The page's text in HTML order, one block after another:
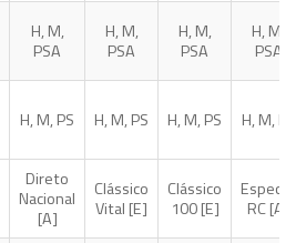
H, M,
PSA
H, M,
PSA
H, M,
PSA
H, M,
PSA
H, M, PS H, M, PS H, M, PS H, M, PS
Direto
Nacional
[A]
Clássico
Vital [E]
Clássico
100 [E]
Especial
RC [A]